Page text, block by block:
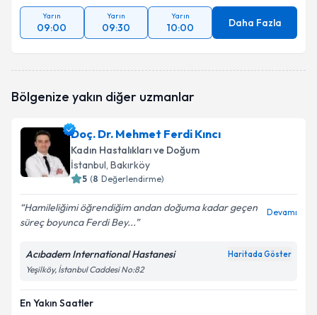
Yarın
09:00
Yarın
09:30
Yarın
10:00 Daha Fazla
Bölgenize yakın diğer uzmanlar
Doç. Dr. Mehmet Ferdi Kıncı
Kadın Hastalıkları ve Doğum
İstanbul, Bakırköy
5 (8 Değerlendirme)
Hamileliğimi öğrendiğim andan doğuma kadar geçen
süreç boyunca Ferdi Bey...
Devamı
Acıbadem International Hastanesi Haritada Göster
Yeşilköy, İstanbul Caddesi No:82
En Yakın Saatler